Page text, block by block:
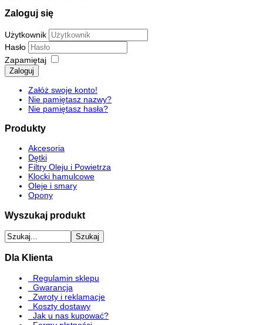
Zaloguj się
Użytkownik
Hasło
Zapamiętaj
Zaloguj
Załóż swoje konto!
Nie pamiętasz nazwy?
Nie pamiętasz hasła?
Produkty
Akcesoria
Dętki
Filtry Oleju i Powietrza
Klocki hamulcowe
Oleje i smary
Opony
Wyszukaj produkt
Dla Klienta
Regulamin sklepu
Gwarancja
Zwroty i reklamacje
Koszty dostawy
Jak u nas kupować?